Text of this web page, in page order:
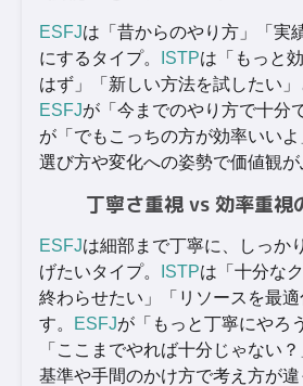
ESFJは「昔からのやり方」「実
にするタイプ。
ISTPは「もっと
はず」「新しい方法を試したい」
ESFJが「今までのやり方で十分
が「でもこっちの方が効率いい
選び方や変化への姿勢で価値観が
丁寧さ重視 vs 効率重視
ESFJは細部まで丁寧に、しっか
げたいタイプ。
ISTPは「十分な
終わらせたい」「リソースを最
す。
ESFJが「もっと丁寧にやろ
「ここまでやれば十分じゃない
基準や手間のかけ方で考え方が違